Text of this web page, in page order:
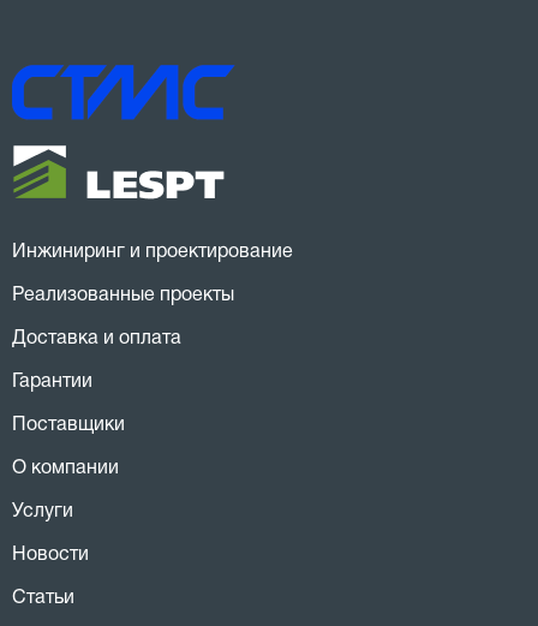
Инжиниринг и проектирование
Реализованные проекты
Доставка и оплата
Гарантии
Поставщики
О компании
Услуги
Новости
Статьи